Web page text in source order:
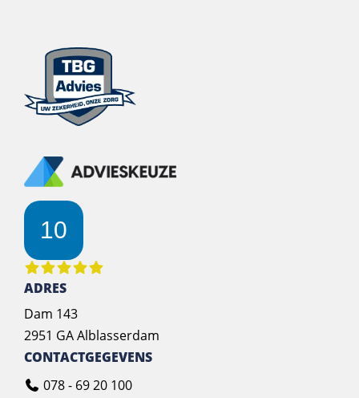
10
ADRES
Dam 143
2951 GA Alblasserdam
CONTACTGEGEVENS
078 - 69 20 100